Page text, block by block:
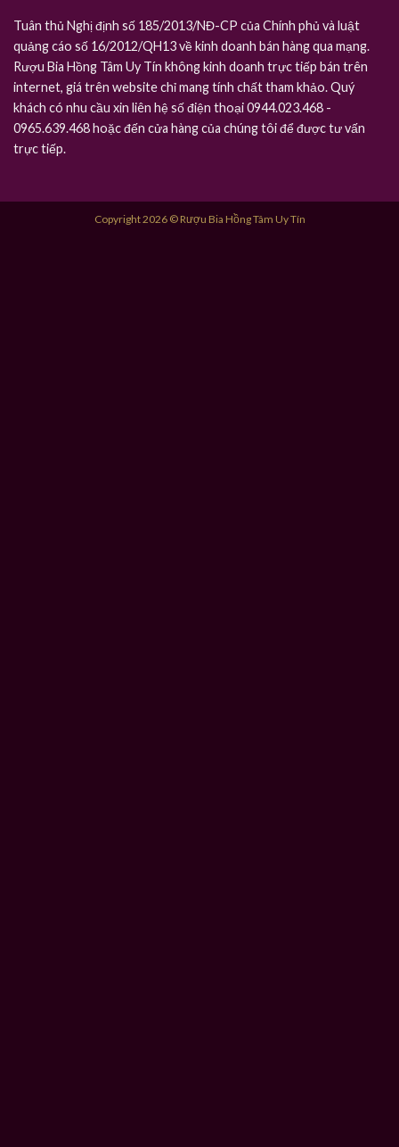
Tuân thủ Nghị định số 185/2013/NĐ-CP của Chính phủ và luật
quảng cáo số 16/2012/QH13 về kinh doanh bán hàng qua mạng.
Rượu Bia Hồng Tâm Uy Tín không kinh doanh trực tiếp bán trên
internet, giá trên website chỉ mang tính chất tham khảo. Quý
khách có nhu cầu xin liên hệ số điện thoại 0944.023.468 -
0965.639.468 hoặc đến cửa hàng của chúng tôi để được tư vấn
trực tiếp.
Copyright 2026 © Rượu Bia Hồng Tâm Uy Tín